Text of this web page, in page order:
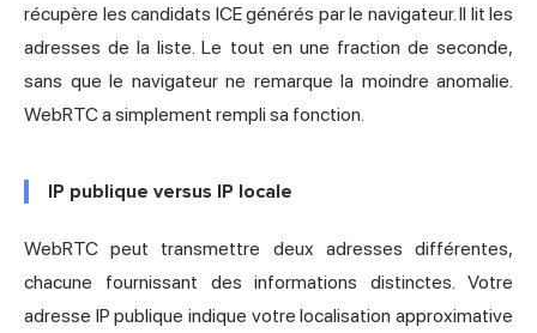
récupère les candidats ICE générés par le navigateur. Il lit les
adresses de la liste. Le tout en une fraction de seconde,
sans que le navigateur ne remarque la moindre anomalie.
WebRTC a simplement rempli sa fonction.
IP publique versus IP locale
WebRTC peut transmettre deux adresses différentes,
chacune fournissant des informations distinctes. Votre
adresse IP publique indique votre localisation approximative